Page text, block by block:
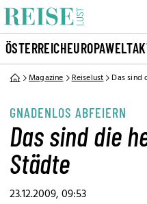
ÖSTERREICHEUROPAWELT
Magazine Reiselust Das sind
GNADENLOS ABFEIERN
Das sind die
Städte
23.12.2009, 09:53